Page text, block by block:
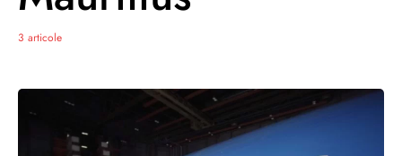
3 articole